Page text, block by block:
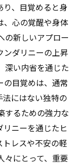
り、目覚めると身
、心の覚醒や身体
の新しいアプロー
ンダリニーの上昇
深い内省を通じた
の目覚めは、通常
にはない独特の
するための強力な
ニーを通じたヒ
レスや不安の軽
々にとって、重要